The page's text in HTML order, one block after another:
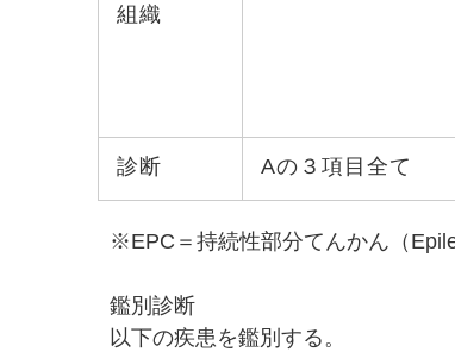
組織
診断 Aの３項目全て
※EPC＝持続性部分てんかん（
鑑別診断
以下の疾患を鑑別する。